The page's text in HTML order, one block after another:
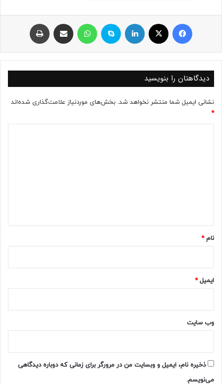
فیسبوک ایکس لینکداین اسکایپ اشتراک با ایمیل
دیدگاهتان را بنویسید
نشانی ایمیل شما منتشر نخواهد شد. بخش‌های موردنیاز علامت‌گذاری شده‌اند
*
نام*
ایمیل*
وب‌ سایت
ذخیره نام، ایمیل و وبسایت من در مرورگر برای زمانی که دوباره دیدگاهی
می‌نویسم.